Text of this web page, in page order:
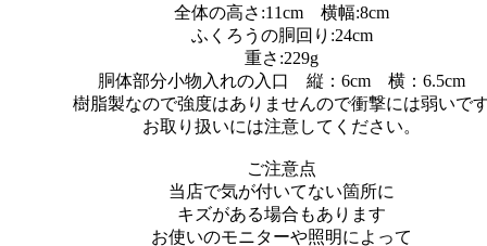
全体の高さ:11cm 横幅:8cm
ふくろうの胴回り:24cm
重さ:229g
胴体部分小物入れの入口 縦：6cm 横：6.5cm
樹脂製なので強度はありませんので衝撃には弱いで
お取り扱いには注意してください。
ご注意点
当店で気が付いてない箇所に
キズがある場合もあります
お使いのモニターや照明によって